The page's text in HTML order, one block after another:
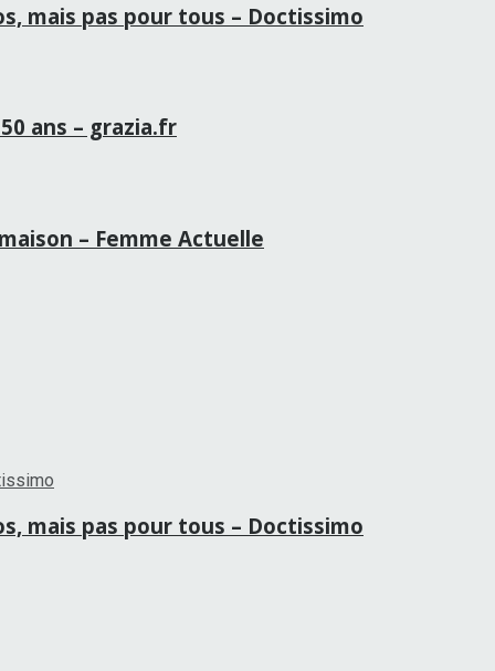
mais pas pour tous – Doctissimo
ans – grazia.fr
– Femme Actuelle
mais pas pour tous – Doctissimo